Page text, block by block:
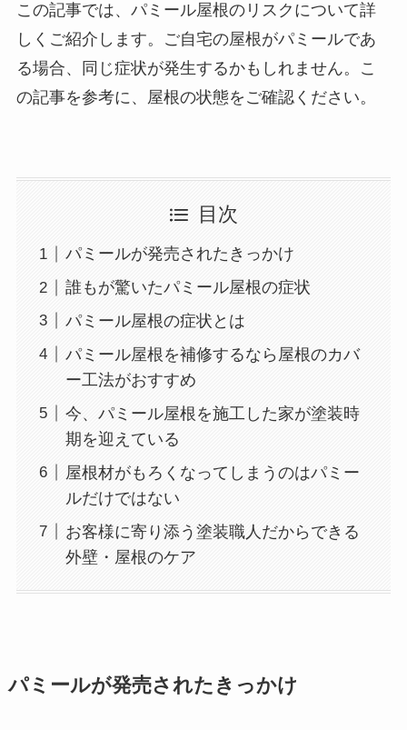
この記事では、パミール屋根のリスクについて詳
しくご紹介します。ご自宅の屋根がパミールであ
る場合、同じ症状が発生するかもしれません。こ
の記事を参考に、屋根の状態をご確認ください。
目次
パミールが発売されたきっかけ
誰もが驚いたパミール屋根の症状
パミール屋根の症状とは
パミール屋根を補修するなら屋根のカバ
ー工法がおすすめ
今、パミール屋根を施工した家が塗装時
期を迎えている
屋根材がもろくなってしまうのはパミー
ルだけではない
お客様に寄り添う塗装職人だからできる
外壁・屋根のケア
パミールが発売されたきっかけ